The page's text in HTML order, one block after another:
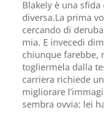
Blakely è una
diversa.La prima
cercando di
mia. E invecedi
chiunque farebbe,
togliermela dalla
carriera richiede
migliorare
sembra ovvia: lei